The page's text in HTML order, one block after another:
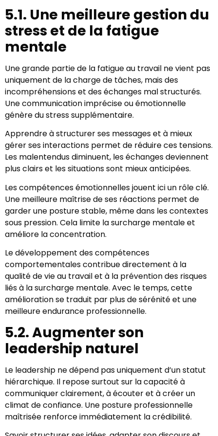
5.1. Une meilleure gestion du
stress et de la fatigue
mentale
Une grande partie de la fatigue au travail ne vient pas
uniquement de la charge de tâches, mais des
incompréhensions et des échanges mal structurés.
Une communication imprécise ou émotionnelle
génère du stress supplémentaire.
Apprendre à structurer ses messages et à mieux
gérer ses interactions permet de réduire ces tensions.
Les malentendus diminuent, les échanges deviennent
plus clairs et les situations sont mieux anticipées.
Les compétences émotionnelles jouent ici un rôle clé.
Une meilleure maîtrise de ses réactions permet de
garder une posture stable, même dans les contextes
sous pression. Cela limite la surcharge mentale et
améliore la concentration.
Le développement des compétences
comportementales contribue directement à la
qualité de vie au travail et à la prévention des risques
liés à la surcharge mentale. Avec le temps, cette
amélioration se traduit par plus de sérénité et une
meilleure endurance professionnelle.
5.2. Augmenter son
leadership naturel
Le leadership ne dépend pas uniquement d’un statut
hiérarchique. Il repose surtout sur la capacité à
communiquer clairement, à écouter et à créer un
climat de confiance. Une posture professionnelle
maîtrisée renforce immédiatement la crédibilité.